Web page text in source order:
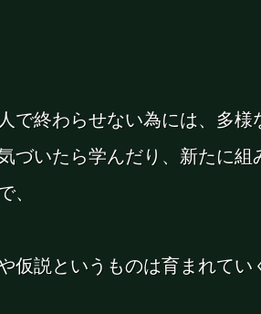
で終わらせない為には、多様
づいたら学んだり、新たに組
、
仮説というものは育まれてい